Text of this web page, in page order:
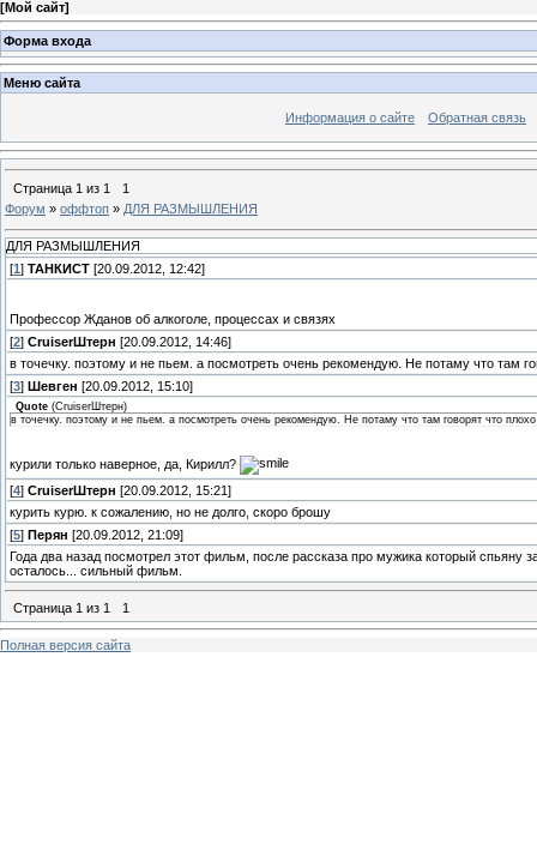
[Мой сайт]
Форма входа
Меню сайта
Информация о сайте Обратная связь
Страница 1 из 1
1
Форум » оффтоп » ДЛЯ РАЗМЫШЛЕНИЯ
ДЛЯ РАЗМЫШЛЕНИЯ
[1 ] ТАНКИСТ [20.09.2012, 12:42]
Профессор Жданов об алкоголе, процессах и связях
[2] СruiserШтерн [20.09.2012, 14:46]
в точечку. поэтому и не пьем. а посмотреть очень рекомендую. Не потаму что там
[3] Шевген [20.09.2012, 15:10]
Quote (СruiserШтерн)
в точечку. поэтому и не пьем. а посмотреть очень рекомендую. Не потаму что там говорят что
курили только наверное, да, Кирилл?
[4] СruiserШтерн [20.09.2012, 15:21]
курить курю. к сожалению, но не долго, скоро брошу
[5] Перян [20.09.2012, 21:09]
Года два назад посмотрел этот фильм, после рассказа про мужика который
осталось... сильный фильм.
Страница 1 из 1 1
Полная версия сайта